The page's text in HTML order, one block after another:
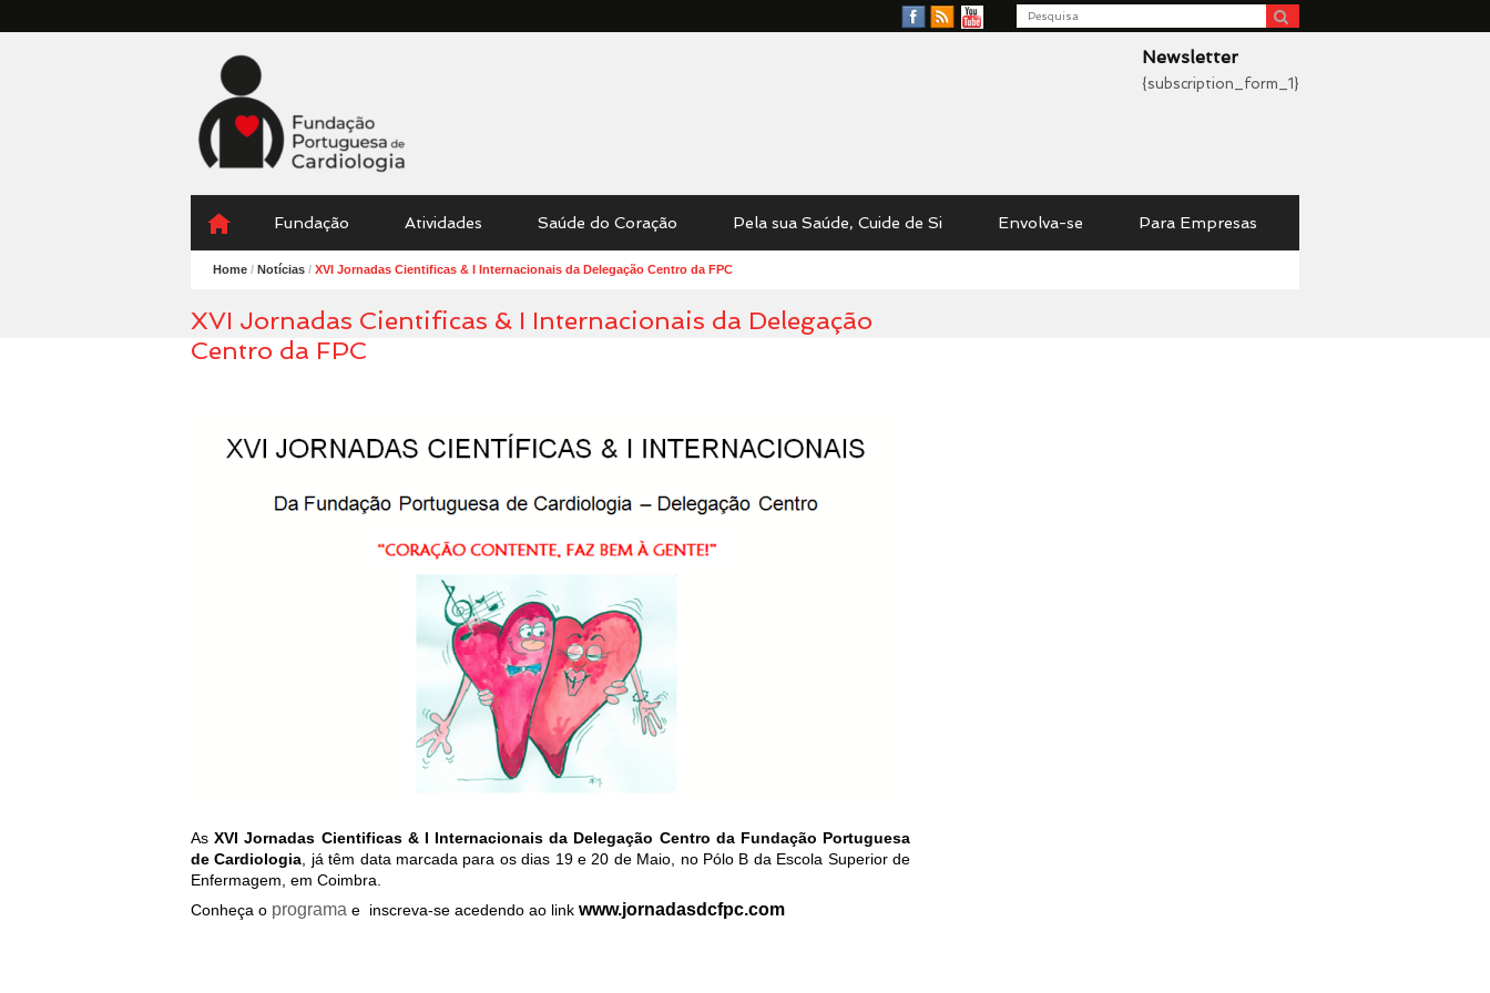
Facebook
RSS
YouTube
Search
Fundação
Portuguesa
Cardiologia
Newsletter
{subscription_form_1}
Menu
content
Fundação Atividades Saúde do Coração Pela sua Saúde, Cuide de Si Envolva-se Para Empresas
Home / Notícias / XVI Jornadas Cientificas & I Internacionais da Delegação Centro da FPC
XVI Jornadas Cientificas & I Internacionais da Delegação
Centro da FPC
AsXVI Jornadas Cientificas & I Internacionais da Delegação Centro da Fundação Portuguesa
de Cardiologia, já têm data marcada para os dias 19 e 20 de Maio, no Pólo B da Escola Superior de
Enfermagem, em Coimbra.
Conheça o programa e inscreva-se acedendo ao link www.jornadasdcfpc.com